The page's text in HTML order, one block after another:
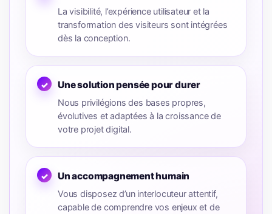
La visibilité, l’expérience utilisateur et la
transformation des visiteurs sont intégrées
dès la conception.
Une solution pensée pour durer
Nous privilégions des bases propres,
évolutives et adaptées à la croissance de
votre projet digital.
Un accompagnement humain
Vous disposez d’un interlocuteur attentif,
capable de comprendre vos enjeux et de